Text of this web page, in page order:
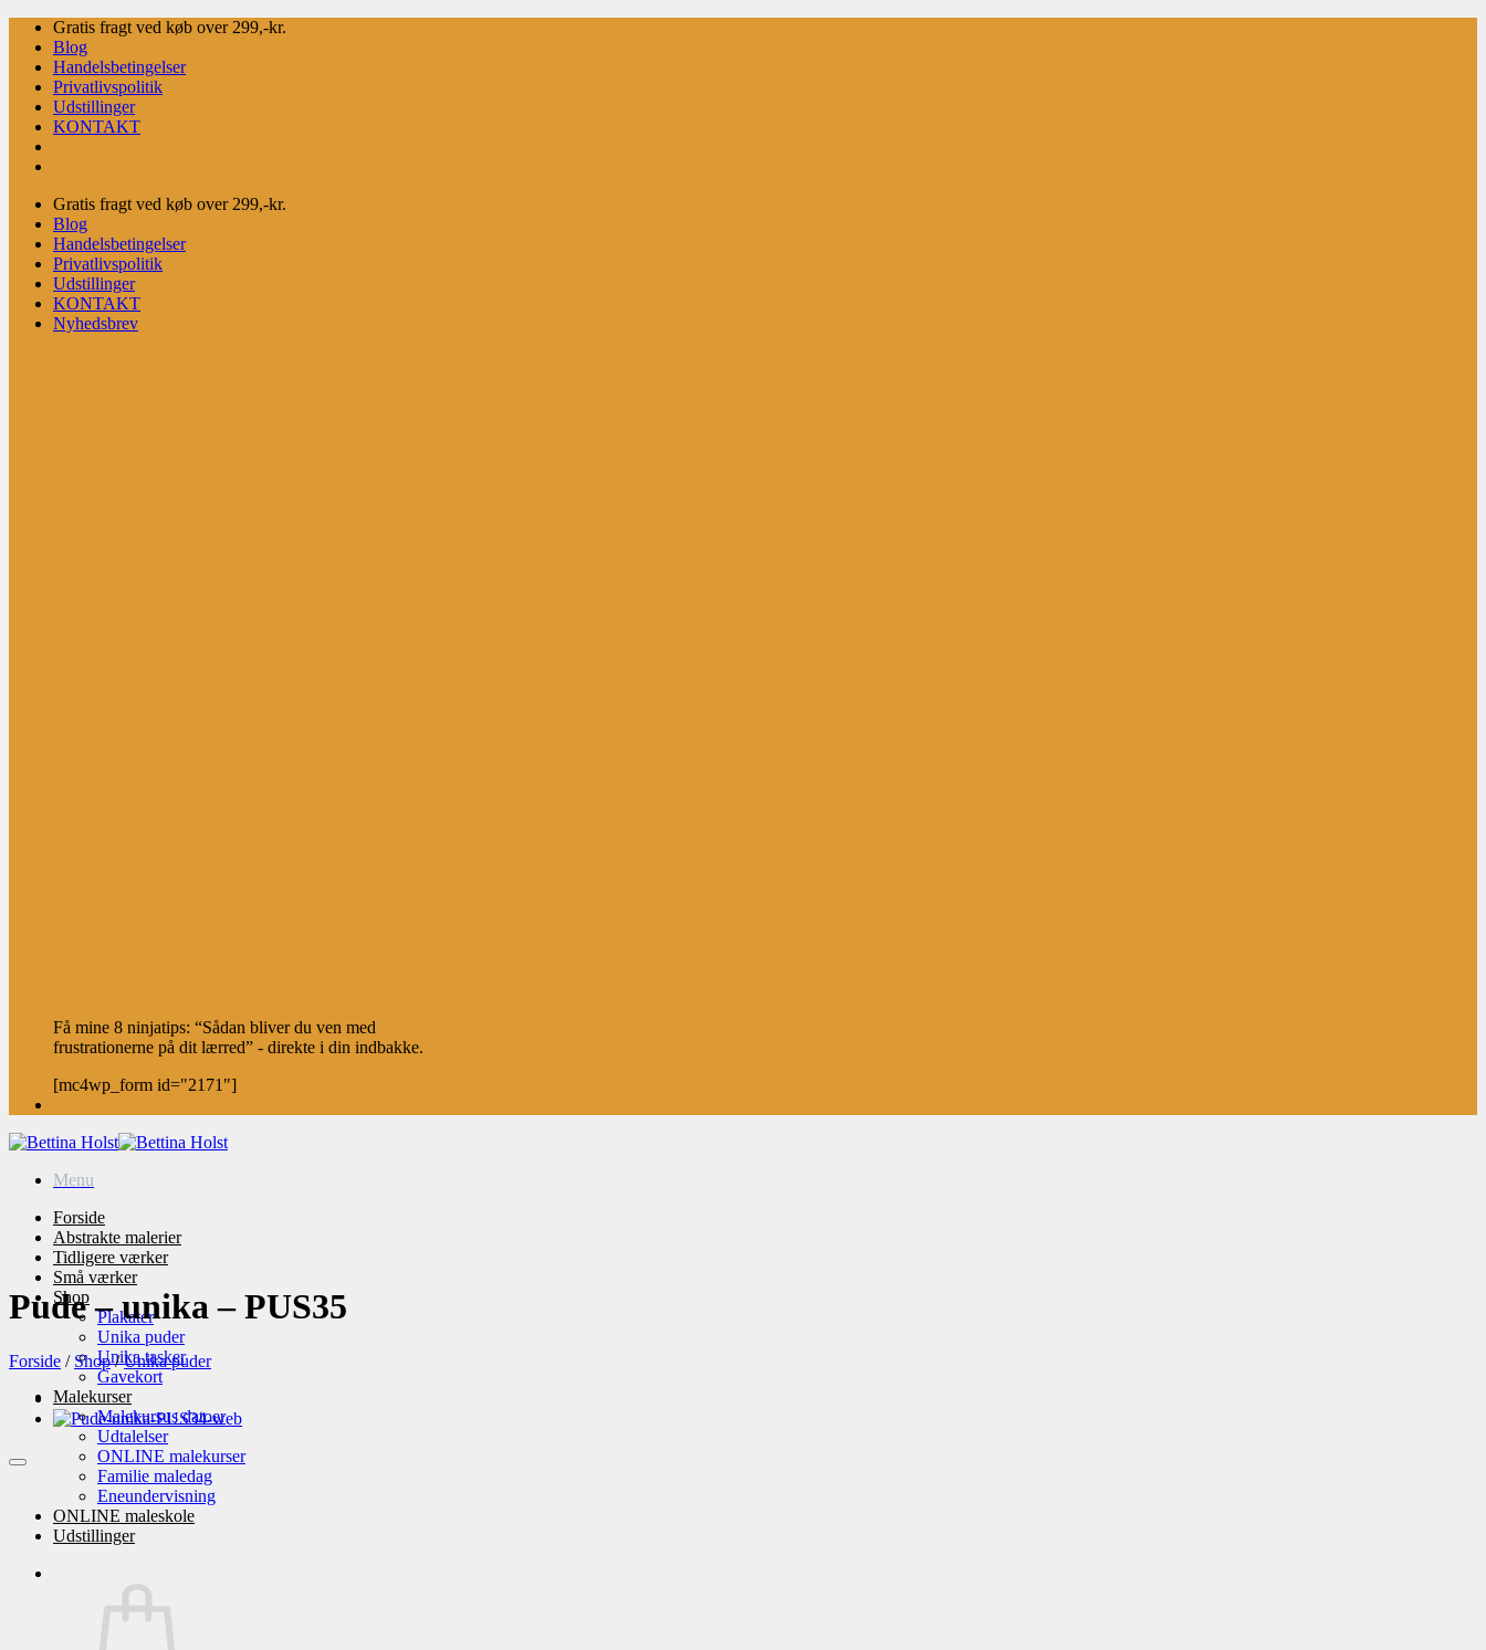
Fortsæt
indhold
Gratis fragt ved køb over 299,-kr.
Blog
Handelsbetingelser
Privatlivspolitik
Udstillinger
KONTAKT
Gratis fragt ved køb over 299,-kr.
Blog
Handelsbetingelser
Privatlivspolitik
Udstillinger
KONTAKT
Nyhedsbrev
Få mine 8 ninjatips: “Sådan bliver du ven med
frustrationerne på dit lærred” - direkte i din indbakke.
[mc4wp_form id="2171"]
Menu
Forside
Abstrakte malerier
Tidligere værker
Små værker
Shop
Plakater
Unika puder
Unika tasker
Gavekort
Malekurser
Malekursus datoer
Udtalelser
ONLINE malekurser
Familie maledag
Eneundervisning
ONLINE maleskole
Udstillinger
Pude – unika – PUS35
Forside / Shop / Unika puder